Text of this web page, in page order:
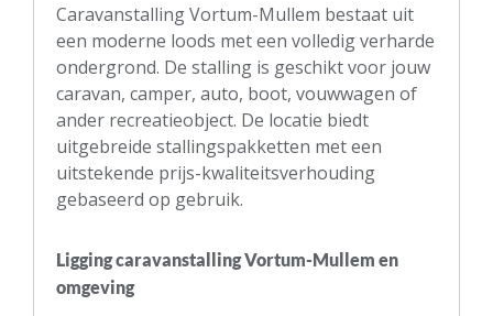
Caravanstalling Vortum-Mullem bestaat uit
een moderne loods met een volledig verharde
ondergrond. De stalling is geschikt voor jouw
caravan, camper, auto, boot, vouwwagen of
ander recreatieobject. De locatie biedt
uitgebreide stallingspakketten met een
uitstekende prijs-kwaliteitsverhouding
gebaseerd op gebruik.
Ligging caravanstalling Vortum-Mullem en
omgeving